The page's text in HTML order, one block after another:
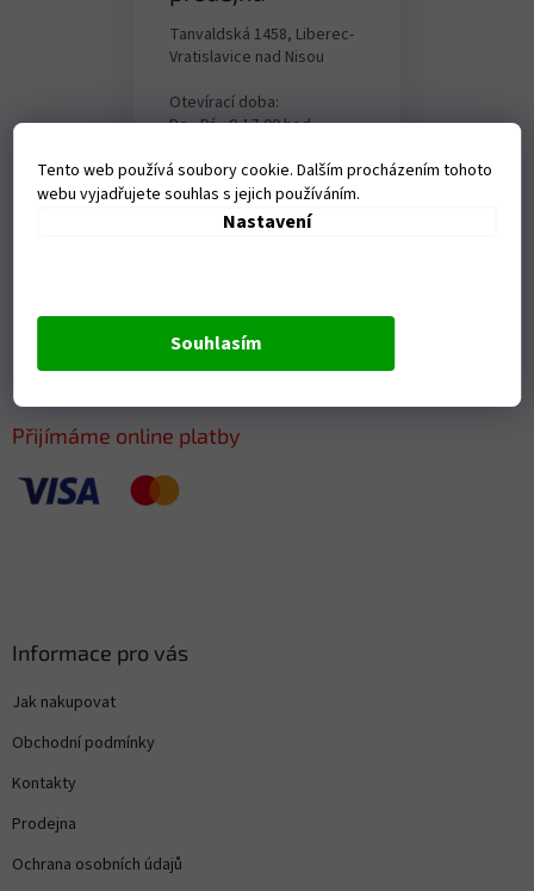
Tento web používá soubory cookie. Dalším procházením tohoto
webu vyjadřujete souhlas s jejich používáním.
Nastavení
Souhlasím
Tanvaldská 1458, Liberec-
Vratislavice nad Nisou
Otevírací doba:
Po - Pá - 9-17,00 hod
Přijímáme online platby
Informace pro vás
Jak nakupovat
Obchodní podmínky
Kontakty
Prodejna
Ochrana osobních údajů